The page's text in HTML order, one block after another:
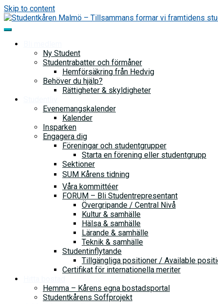
Skip to content
Ny Student
Studentrabatter och förmåner
Hemförsäkring från Hedvig
Behöver du hjälp?
Rättigheter & skyldigheter
Evenemangskalender
Kalender
Insparken
Engagera dig
Föreningar och studentgrupper
Starta en förening eller studentgrupp
Sektioner
SUM Kårens tidning
Våra kommittéer
FORUM – Bli Studentrepresentant
Övergripande / Central Nivå
Kultur & samhälle
Hälsa & samhälle
Lärande & samhälle
Teknik & samhälle
Studentinflytande
Tillgängliga positioner / Available
Certifikat för internationella meriter
Hemma – Kårens egna bostadsportal
Studentkårens Soffprojekt